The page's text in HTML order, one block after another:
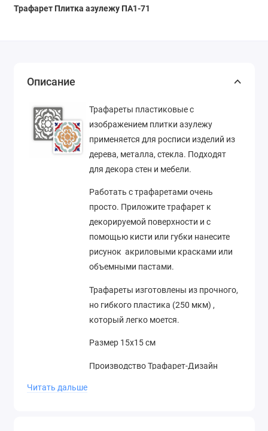
Трафарет Плитка азулежу ПА1-71
Описание
Трафареты пластиковые с
изображением плитки азулежу
применяется для росписи изделий из
дерева, металла, стекла. Подходят
для декора стен и мебели.
Работать с трафаретами очень
просто. Приложите трафарет к
декорируемой поверхности и с
помощью кисти или губки нанесите
рисунок акриловыми красками или
объемными пастами.
Трафареты изготовлены из прочного,
но гибкого пластика (250 мкм) ,
который легко моется.
Размер 15х15 см
Производство Трафарет-Дизайн
Читать дальше